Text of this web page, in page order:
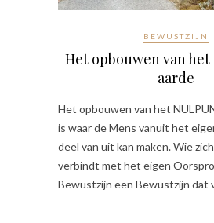
BEWUSTZIJN
Het opbouwen van
aarde
Het opbouwen van het
is waar de Mens vanuit het
deel van uit kan maken. Wie
verbindt met het eigen
Bewustzijn een Bewustzijn dat